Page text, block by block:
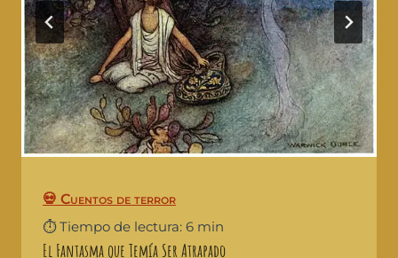
💀 Cuentos de terror
⏱️ Tiempo de lectura: 6 min
El Fantasma que Temía Ser Atrapado